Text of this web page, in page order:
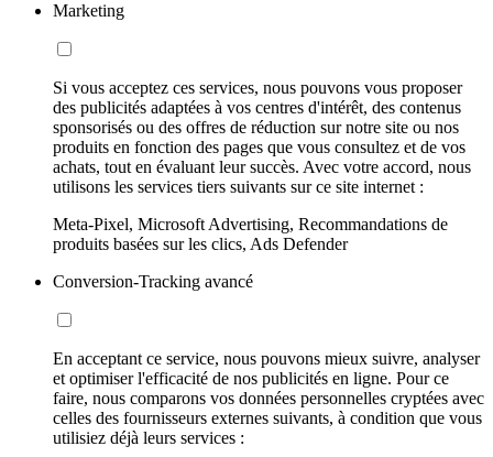
Marketing
Si vous acceptez ces services, nous pouvons vous proposer
des publicités adaptées à vos centres d'intérêt, des contenus
sponsorisés ou des offres de réduction sur notre site ou nos
produits en fonction des pages que vous consultez et de vos
achats, tout en évaluant leur succès. Avec votre accord, nous
utilisons les services tiers suivants sur ce site internet :
Meta-Pixel, Microsoft Advertising, Recommandations de
produits basées sur les clics, Ads Defender
Conversion-Tracking avancé
En acceptant ce service, nous pouvons mieux suivre, analyser
et optimiser l'efficacité de nos publicités en ligne. Pour ce
faire, nous comparons vos données personnelles cryptées avec
celles des fournisseurs externes suivants, à condition que vous
utilisiez déjà leurs services :